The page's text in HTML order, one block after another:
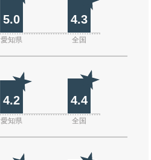
5.0 4.3
愛知県 全国
4.2 4.4
愛知県 全国